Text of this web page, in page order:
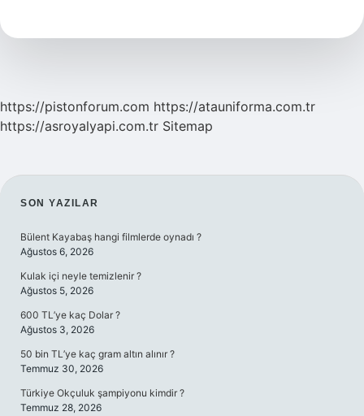
https://pistonforum.com https://atauniforma.com.tr
https://asroyalyapi.com.tr Sitemap
SIDEBAR
SON YAZILAR
Bülent Kayabaş hangi filmlerde oynadı ?
Ağustos 6, 2026
Kulak içi neyle temizlenir ?
Ağustos 5, 2026
600 TL’ye kaç Dolar ?
Ağustos 3, 2026
50 bin TL’ye kaç gram altın alınır ?
Temmuz 30, 2026
Türkiye Okçuluk şampiyonu kimdir ?
Temmuz 28, 2026